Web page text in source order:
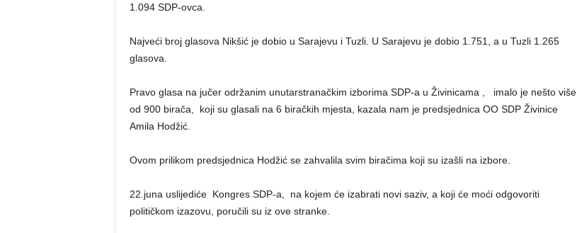
1.094 SDP-ovca.
Najveći broj glasova Nikšić je dobio u Sarajevu i Tuzli. U Sarajevu je dobio 1.751, a u Tuzli 1.265
glasova.
Pravo glasa na jučer održanim unutarstranačkim izborima SDP-a u Živinicama , imalo je nešto više
od 900 birača, koji su glasali na 6 biračkih mjesta, kazala nam je predsjednica OO SDP Živinice
Amila Hodžić.
Ovom prilikom predsjednica Hodžić se zahvalila svim biračima koji su izašli na izbore.
22.juna uslijediće Kongres SDP-a, na kojem će izabrati novi saziv, a koji će moći odgovoriti
političkom izazovu, poručili su iz ove stranke.